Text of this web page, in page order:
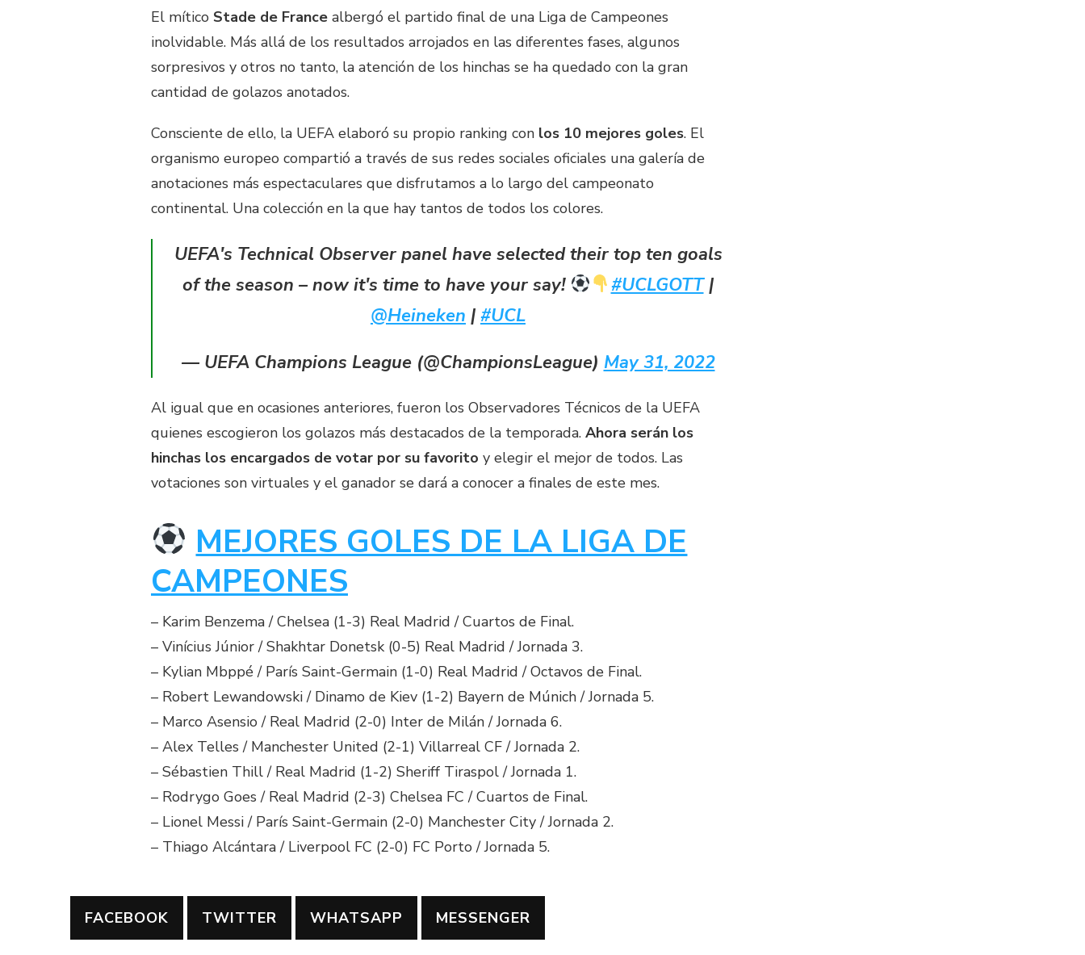
El mítico Stade de France albergó el partido final de una Liga de Campeones
inolvidable. Más allá de los resultados arrojados en las diferentes fases, algunos
sorpresivos y otros no tanto, la atención de los hinchas se ha quedado con la gran
cantidad de golazos anotados.
Consciente de ello, la UEFA elaboró su propio ranking con los 10 mejores goles. El
organismo europeo compartió a través de sus redes sociales oficiales una galería de
anotaciones más espectaculares que disfrutamos a lo largo del campeonato
continental. Una colección en la que hay tantos de todos los colores.
UEFA's Technical Observer panel have selected their top ten goals
of the season – now it's time to have your say!
#UCLGOTT|
@Heineken | #UCL
— UEFA Champions League (@ChampionsLeague) May 31, 2022
Al igual que en ocasiones anteriores, fueron los Observadores Técnicos de la UEFA
quienes escogieron los golazos más destacados de la temporada. Ahora serán los
hinchas los encargados de votar por su favorito y elegir el mejor de todos. Las
votaciones son virtuales y el ganador se dará a conocer a finales de este mes.
MEJORES GOLES DE LA LIGA DE
CAMPEONES
– Karim Benzema / Chelsea (1-3) Real Madrid / Cuartos de Final.
– Vinícius Júnior / Shakhtar Donetsk (0-5) Real Madrid / Jornada 3.
– Kylian Mbppé / París Saint-Germain (1-0) Real Madrid / Octavos de Final.
– Robert Lewandowski / Dinamo de Kiev (1-2) Bayern de Múnich / Jornada 5.
– Marco Asensio / Real Madrid (2-0) Inter de Milán / Jornada 6.
– Alex Telles / Manchester United (2-1) Villarreal CF / Jornada 2.
– Sébastien Thill / Real Madrid (1-2) Sheriff Tiraspol / Jornada 1.
– Rodrygo Goes / Real Madrid (2-3) Chelsea FC / Cuartos de Final.
– Lionel Messi / París Saint-Germain (2-0) Manchester City / Jornada 2.
– Thiago Alcántara / Liverpool FC (2-0) FC Porto / Jornada 5.
FACEBOOK TWITTER WHATSAPP MESSENGER